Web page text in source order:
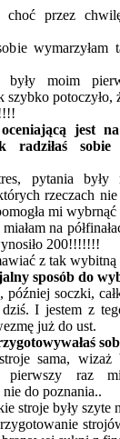
choć przez
wymarzyłam
moim
potoczyło,
jest
radziłaś
pytania były
rzeczach nie
mi
na
200!!!!!!!
z tak wybitną
sposób do
soczki,
I jestem z
już do ust.
sama, wizaż
raz
do poznania..
stroje były szyte